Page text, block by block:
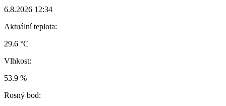
6.8.2026 12:34
Aktuální teplota:
29.6 °C
Vlhkost:
53.9 %
Rosný bod: